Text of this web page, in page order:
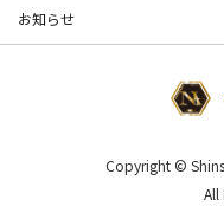
お知らせ
Copyright ©
All